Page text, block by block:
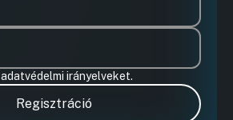
adatvédelmi irányelveket.
Regisztráció